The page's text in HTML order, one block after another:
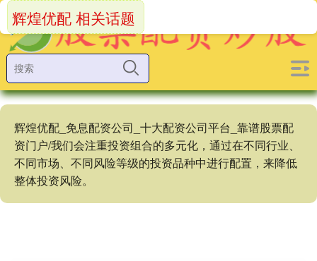
辉煌优配_免息配资公司_十大配资公司平台_靠谱股票配
资门户/我们会注重投资组合的多元化，通过在不同行业、
不同市场、不同风险等级的投资品种中进行配置，来降低
整体投资风险。
辉煌优配 相关话题